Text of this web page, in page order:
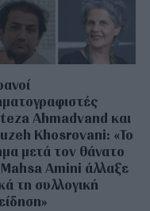
Ahmadvand και
Khosrovani: «Το
μετά τον θάνατο
Amini άλλαξε
τη συλλογική